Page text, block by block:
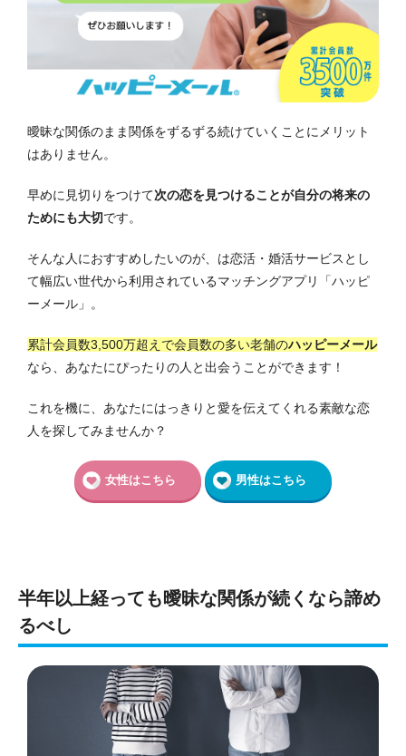
曖昧な関係のまま関係をずるずる続けていくことにメリット
はありません。
早めに見切りをつけて次の恋を見つけることが自分の将来の
ためにも大切です。
そんな人におすすめしたいのが、は恋活・婚活サービスとし
て幅広い世代から利用されているマッチングアプリ「ハッピ
ーメール」。
累計会員数3,500万超えで会員数の多い老舗のハッピーメール
なら、あなたにぴったりの人と出会うことができます！
これを機に、あなたにはっきりと愛を伝えてくれる素敵な恋
人を探してみませんか？
女性はこちら 男性はこちら
半年以上経っても曖昧な関係が続くなら諦め
るべし